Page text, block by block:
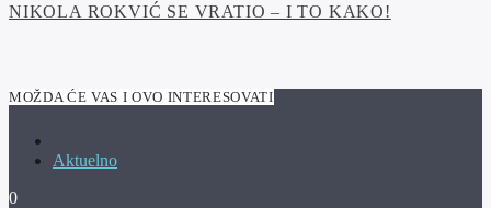
NIKOLA ROKVIĆ SE VRATIO – I TO KAKO!
MOŽDA ĆE VAS I OVO INTERESOVATI
Aktuelno
0